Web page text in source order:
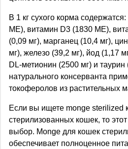
В 1 кг сухого корма
МЕ), витамин D3 (1830 МЕ),
(0,09 мг), марганец (10,4 мг),
мг), железо (39,2 мг), йод (1,17
DL-метионин (2500 мг) и таурин
натурального консерванта
токоферолов из растительных
Если вы ищете monge sterilized
стерилизованных кошек, то
выбор. Monge для кошек
обеспечивает полноценное